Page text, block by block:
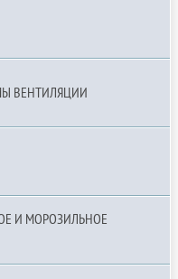
ВЕНТИЛЯЦИИ
И МОРОЗИЛЬНОЕ